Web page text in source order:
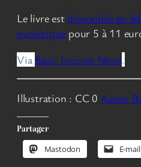
Le livre estdisponible en
numérique pour 5 à 11
Via Basic Income News.
Illustration : CC 0 Aaron
Partager
Mastodon
E-mail